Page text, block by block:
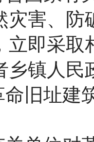
灾害、
立即采取
乡镇人民
命旧址